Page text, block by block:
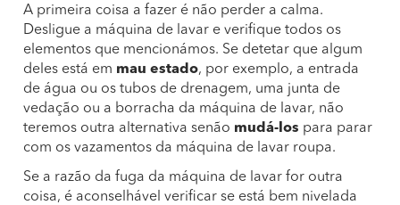
A primeira coisa a fazer é não perder a calma.
Desligue a máquina de lavar e verifique todos os
elementos que mencionámos. Se detetar que algum
deles está em mau estado, por exemplo, a entrada
de água ou os tubos de drenagem, uma junta de
vedação ou a borracha da máquina de lavar, não
teremos outra alternativa senão mudá-los para parar
com os vazamentos da máquina de lavar roupa.
Se a razão da fuga da máquina de lavar for outra
coisa, é aconselhável verificar se está bem nivelada